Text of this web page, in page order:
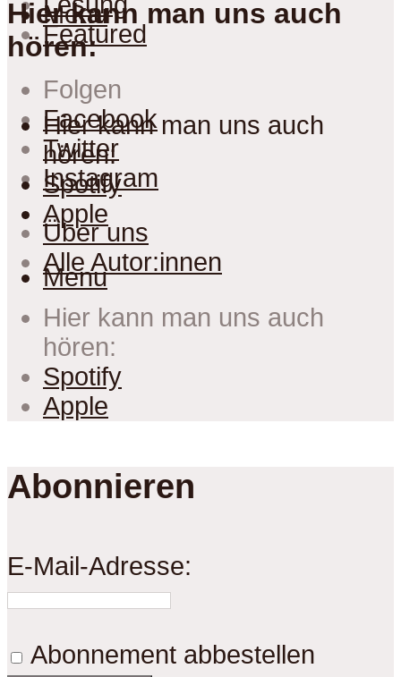
Menu
Hier kann man uns auch
hören:
Hier kann man uns auch
hören:
Spotify
Apple
Menu
Featured
Folgen
Facebook
Twitter
Instagram
Über uns
Alle Autor:innen
Hier kann man uns auch
hören:
Spotify
Apple
Abonnieren
E-Mail-Adresse:
Abonnement abbestellen